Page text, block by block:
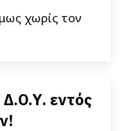
χωρίς τον
Δ.Ο.Υ. εντός